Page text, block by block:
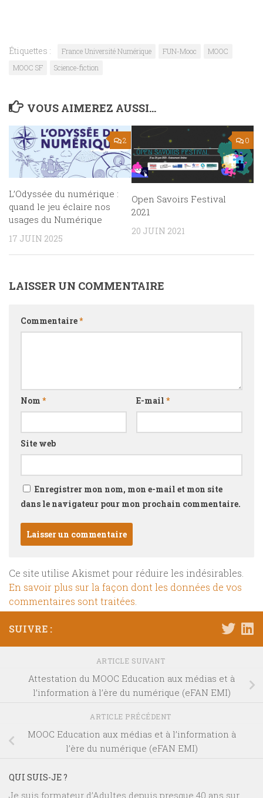
Étiquettes : France Université Numérique FUN-Mooc
MOOC
MOOC SF
Science-fiction
VOUS AIMEREZ AUSSI...
2
L’Odyssée du numérique :
quand le jeu éclaire nos
usages du Numérique
17 JUIN 2025
0
Open Savoirs Festival
2021
20 JUIN 2021
LAISSER UN COMMENTAIRE
Commentaire*
Nom * E-mail *
Site web
Enregistrer mon nom, mon e-mail et mon site
dans le navigateur pour mon prochain commentaire.
Ce site utilise Akismet pour réduire les indésirables.
En savoir plus sur la façon dont les données de vos
commentaires sont traitées
SUIVRE :
ARTICLE SUIVANT
Attestation du MOOC Education aux médias et à
l’information à l’ère du numérique (eFAN EMI)
ARTICLE PRÉCÉDENT
MOOC Education aux médias et à l’information à
l’ère du numérique (eFAN EMI)
QUI SUIS-JE ?
Je suis formateur d’Adultes depuis presque 40 ans sur